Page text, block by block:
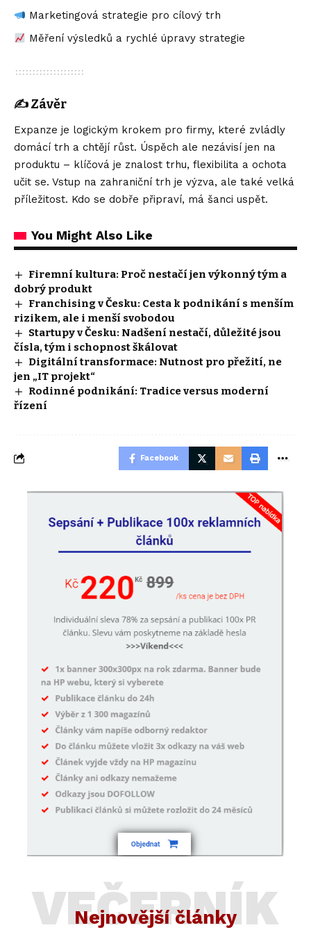
Marketingová strategie pro cílový trh
Měření výsledků a rychlé úpravy strategie
✍️Závěr
Expanze je logickým krokem pro firmy, které zvládly
domácí trh a chtějí růst. Úspěch ale nezávisí jen na
produktu – klíčová je znalost trhu, flexibilita a ochota
učit se. Vstup na zahraniční trh je výzva, ale také velká
příležitost. Kdo se dobře připraví, má šanci uspět.
You Might Also Like
Firemní kultura: Proč nestačí jen výkonný tým a
dobrý produkt
Franchising v Česku: Cesta k podnikání s menším
rizikem, ale i menší svobodou
Startupy v Česku: Nadšení nestačí, důležité jsou
čísla, tým i schopnost škálovat
Digitální transformace: Nutnost pro přežití, ne
jen „IT projekt“
Rodinné podnikání: Tradice versus moderní
řízení
Facebook
Nejnovější články
VEČERNÍK